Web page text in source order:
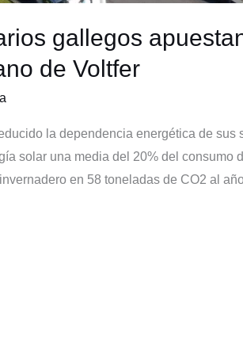
gallegos
de Voltfer
la dependencia energética de
solar una media del 20% del consumo
en 58 toneladas de CO2 al